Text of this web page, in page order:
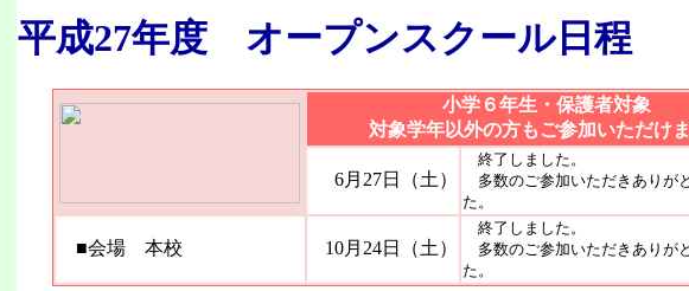
平成27年度 オープンスクー
小学６年生・保護者対象
対象学年以外の方もご参加いただけ
6月27日（土）
終了しました。
多数のご参加いただきありが
た。
■会場 本校 10月24日（土）
終了しました。
多数のご参加いただきありが
た。